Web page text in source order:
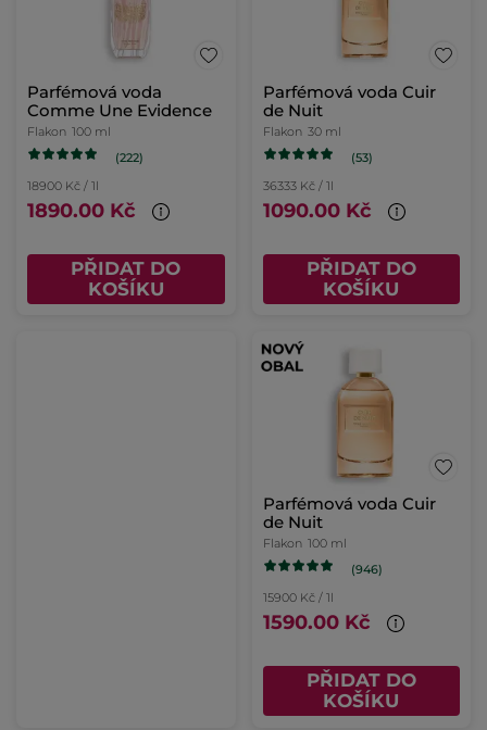
Parfémová voda
Comme Une Evidence
Flakon 100 ml
(222)
18900 Kč / 1l
1890.00 Kč
PŘIDAT DO
KOŠÍKU
Parfémová voda Cuir
de Nuit
Flakon 30 ml
(53)
36333 Kč / 1l
1090.00 Kč
PŘIDAT DO
KOŠÍKU
Parfémová voda Cuir
de Nuit
Flakon 100 ml
(946)
15900 Kč / 1l
1590.00 Kč
PŘIDAT DO
KOŠÍKU